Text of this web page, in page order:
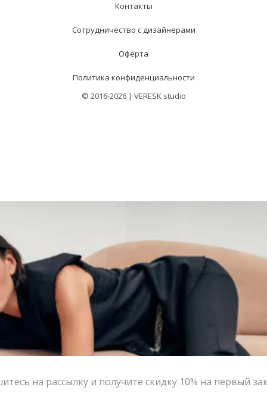
Контакты
Сотрудничество с дизайнерами
Оферта
Политика конфиденциальности
© 2016-2026 | VERESK studio
на рассылку и получите скидку 10% на первый